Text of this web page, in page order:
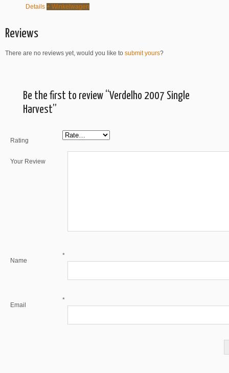
Details + Winkelwagen
Reviews
There are no reviews yet, would you like to submit yours?
Be the first to review “Verdelho 2007 Single
Harvest”
Rating
Your Review
Name
*
Email
*